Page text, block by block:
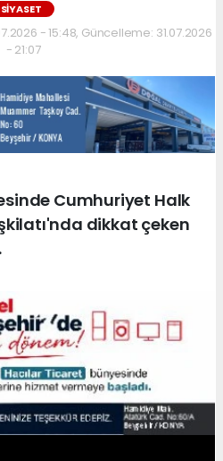
SIYASET
- 15:48, Güncelleme: 31.07.2026
- 21:07
Cumhuriyet Halk
dikkat çeken